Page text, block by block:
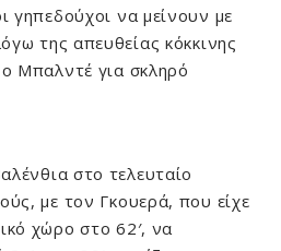
γηπεδούχοι να μείνουν με
της απευθείας κόκκινης
Μπαλντέ για σκληρό
στο τελευταίο
με τον Γκουερά, που είχε
χώρο στο 62′, να